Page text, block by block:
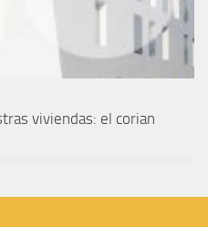
viviendas: el corian